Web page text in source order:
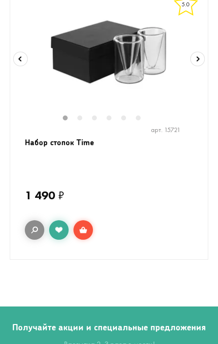
5.0
арт. 15721
Набор стопок Time
1 490 ₽
Получайте акции и специальные предложения